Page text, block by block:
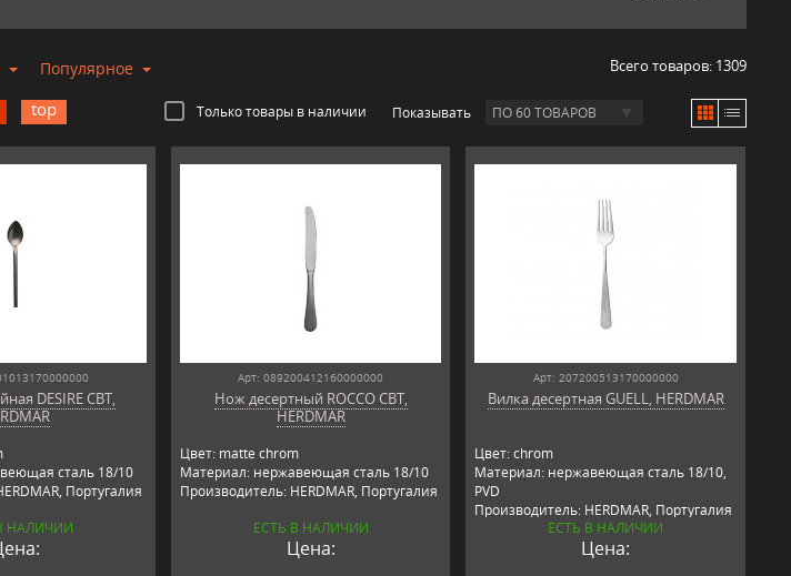
Популярное Всего товаров: 1309
top Только товары в наличии Показывать ПО 60 ТОВАРОВ
DESIRE CBT,
сталь 18/10
Португалия
НАЛИЧИИ
Арт: 089200412160000000
Нож десертный ROCCO CBT,
HERDMAR
Цвет: matte chrom
Материал: нержавеющая сталь 18/10
Производитель: HERDMAR, Португалия
ЕСТЬ В НАЛИЧИИ
Цена:
Арт: 207200513170000000
Вилка десертная GUELL, HERDMAR
Цвет: chrom
Материал: нержавеющая сталь 18/10,
PVD
Производитель: HERDMAR, Португалия
ЕСТЬ В НАЛИЧИИ
Цена: